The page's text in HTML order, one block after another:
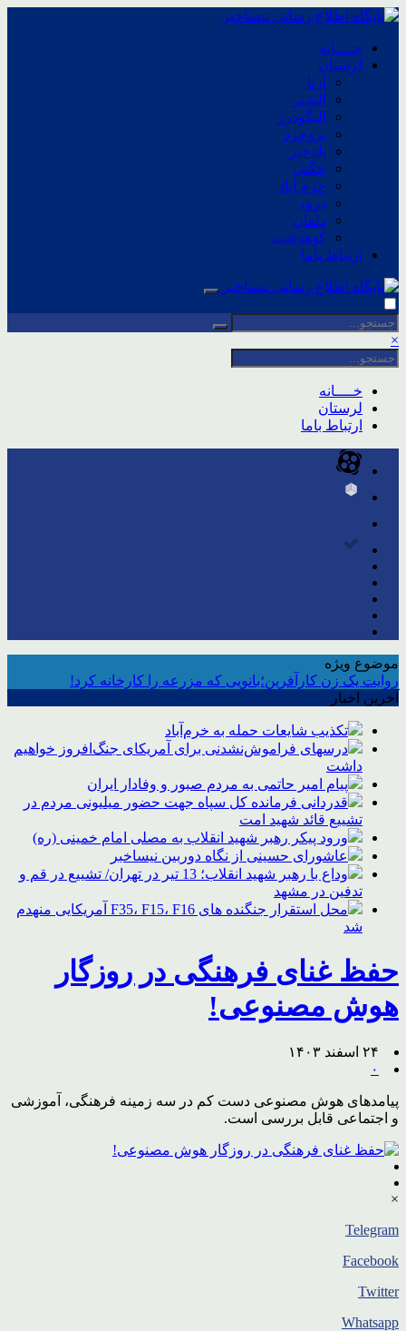
خــــانه
لرستان
ازنا
الشتر
الیگودرز
بروجرد
پلدختر
چگنی
خرم آباد
درود
دلفان
کوهدشت
ارتباط باما
×
خــــانه
لرستان
ارتباط باما
موضوع ویژه
روایت یک زن کارآفرین؛بانویی که مزرعه را کارخانه کرد!
آخرین اخبار
تکذیب شایعات حمله به خرم‌آباد
درسهای فراموش‌نشدنی برای آمریکای جنگ‌افروز خواهیم
داشت
پیام امیر حاتمی به مردم صبور و وفادار ایران
قدردانی فرمانده کل سپاه جهت حضور میلیونی مردم در
تشییع قائد شهید امت
ورود پیکر رهبر شهید انقلاب به مصلی امام خمینی (ره)
عاشورای حسینی از نگاه دوربین نیساخبر
وداع با رهبر شهید انقلاب؛ 13 تیر در تهران/ تشییع در قم و
تدفین در مشهد
محل استقرار جنگنده های F35، F15، F16 آمریکایی منهدم
شد
حفظ غنای فرهنگی در روزگار
هوش مصنوعی!
۲۴ اسفند ۱۴۰۳
۰
پیامدهای هوش مصنوعی دست کم در سه زمینه فرهنگی، آموزشی
و اجتماعی قابل بررسی است.
×
Telegram
Facebook
Twitter
Whatsapp